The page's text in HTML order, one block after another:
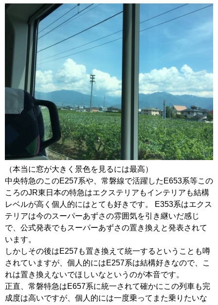
（本当に窓が大きく景色を見るには最高）
中央特急のこのE257系や、常磐線で活躍したE653系等この
ころのJR東日本の特急はエクステリアもインテリアも結構
レベルが高く個人的にはとても好きです。 E353系はエクス
テリアは今のスーパーあずさの雰囲気を引き継いだ感じ
で、公式発表でもスーパーあずさの置き換えと発表されて
います。
しかしその後はE257も置き換えて統一するということも噂
されていますが、個人的にはE257系は結構好きなので、こ
れは置き換えないでほしいなというのが本音です。
正直、常磐特急はE657系に統一されて確かにこの列車も完
成度は高いですが、個人的には一度乗ってまた乗りたいな